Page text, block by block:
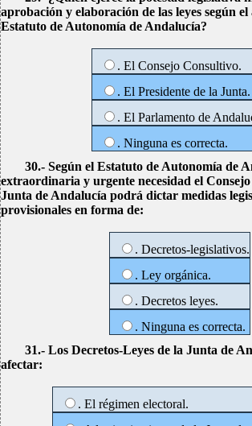
aprobación y elaboración de las leyes según
Estatuto de Autonomía de Andalucía?
. El Consejo Consultivo.
. El Presidente de la Junta.
. El Parlamento de
. Ninguna es correcta.
30.- Según el Estatuto de Autonomía de
extraordinaria y urgente necesidad el
Junta de Andalucía podrá dictar medidas
provisionales en forma de:
. Decretos-legislativos.
. Ley orgánica.
. Decretos leyes.
. Ninguna es correcta.
31.- Los Decretos-Leyes de la Junta de
afectar:
. El régimen electoral.